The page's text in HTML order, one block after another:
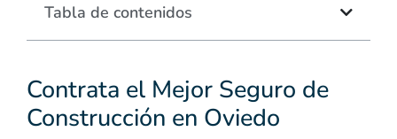
Contrata el Mejor Seguro de
Construcción en Oviedo
Tabla de contenidos